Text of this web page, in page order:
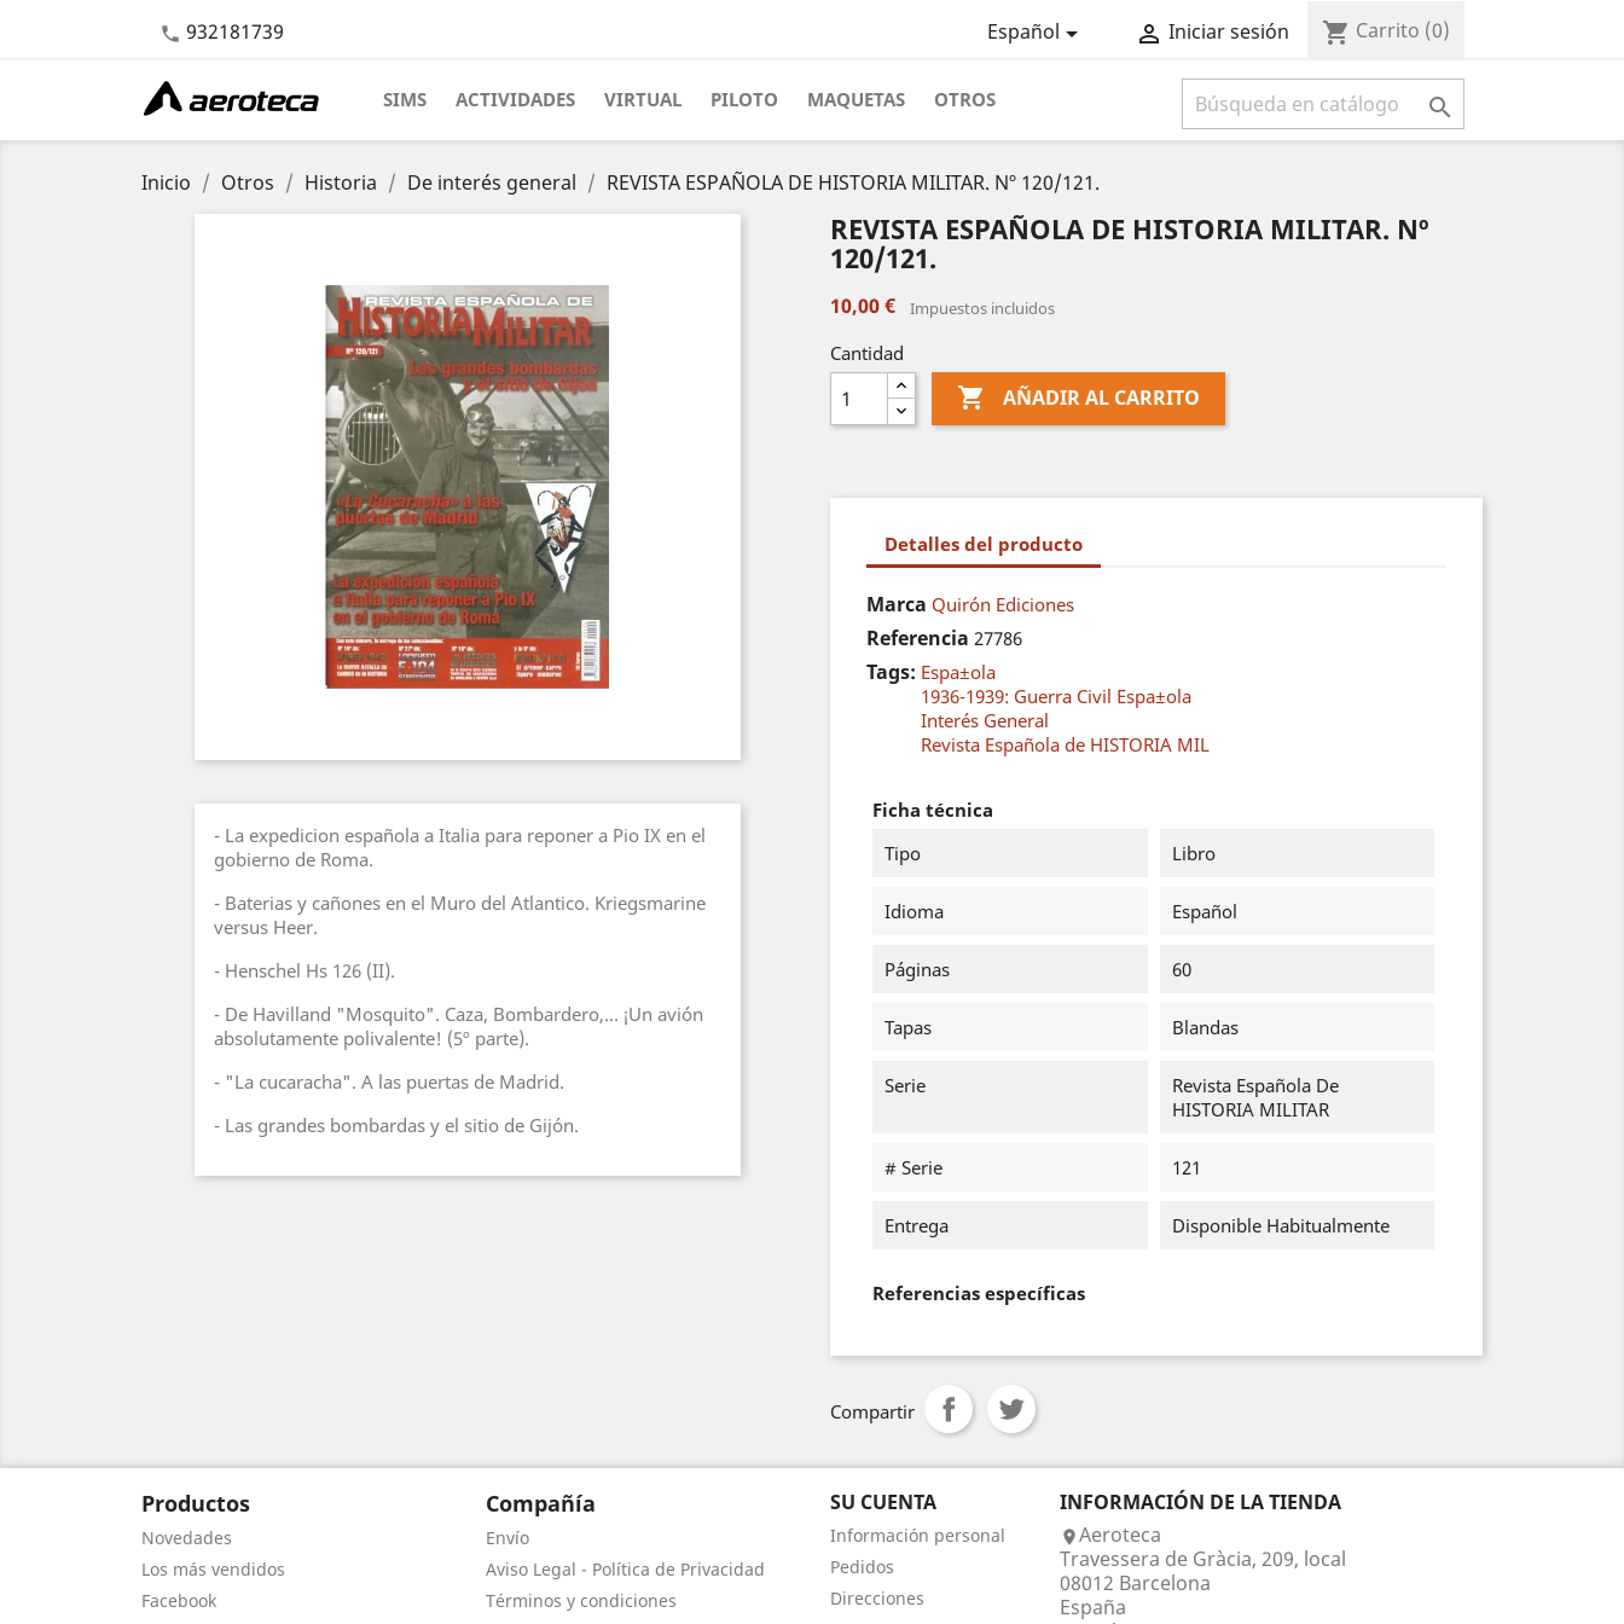
 932181739 Español  Iniciar sesión shopping_cart Carrito (0)
SIMS ACTIVIDADES VIRTUAL PILOTO MAQUETAS OTROS 
Inicio Otros Historia De interés general REVISTA ESPAÑOLA DE HISTORIA MILITAR. Nº 120/121.
- La expedicion española a Italia para reponer a Pio IX en el
gobierno de Roma.
- Baterias y cañones en el Muro del Atlantico. Kriegsmarine
versus Heer.
- Henschel Hs 126 (II).
- De Havilland "Mosquito". Caza, Bombardero,... ¡Un avión
absolutamente polivalente! (5º parte).
- "La cucaracha". A las puertas de Madrid.
- Las grandes bombardas y el sitio de Gijón.
REVISTA ESPAÑOLA DE HISTORIA MILITAR. Nº
120/121.
10,00 € Impuestos incluidos
Cantidad
 AÑADIR AL CARRITO
Detalles del producto
Marca Quirón Ediciones
Referencia 27786
Tags: Espa±ola
1936-1939: Guerra Civil Espa±ola
Interés General
Revista Española de HISTORIA MIL
Ficha técnica
Tipo
Libro
Idioma Español
Páginas 60
Tapas Blandas
Serie
Revista Española De
HISTORIA MILITAR
# Serie 121
Entrega Disponible Habitualmente
Referencias específicas
Compartir
Productos
Novedades
Los más vendidos
Facebook
Compañía
Envío
Aviso Legal - Política de Privacidad
Términos y condiciones
SU CUENTA
Información personal
Pedidos
Direcciones
INFORMACIÓN DE LA TIENDA
Aeroteca
Travessera de Gràcia, 209, local
08012 Barcelona
España